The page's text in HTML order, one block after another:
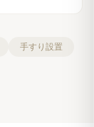
手すり設置